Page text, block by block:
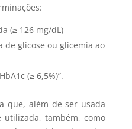
(≥ 126 mg/dL)
de glicose ou glicemia ao
(≥ 6,5%)”.
que, além de ser usada
utilizada, também, como